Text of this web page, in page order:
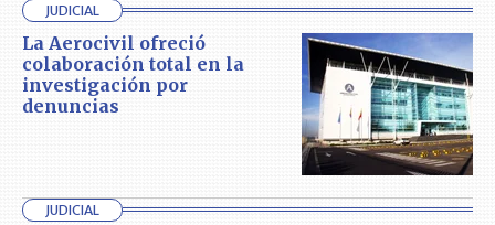
JUDICIAL
La Aerocivil ofreció
colaboración total en la
investigación por
denuncias
JUDICIAL